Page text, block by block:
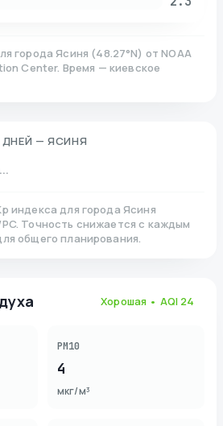
города Ясиня (48.27°N) от NOAA
Center. Время — киевское
ДНЕЙ — ЯСИНЯ
индекса для города Ясиня
Точность снижается с каждым
общего планирования.
Хорошая • AQI 24
PM10
4
мкг/м³